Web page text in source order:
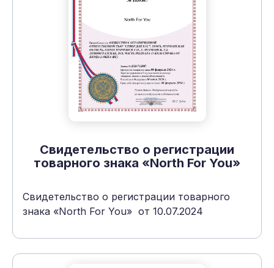
Свидетельство о регистрации
товарного знака «North For You»
Свидетельство о регистрации товарного
знака «North For You» от 10.07.2024